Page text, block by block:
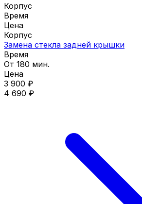
Корпус
Время
Цена
Корпус
Замена стекла задней крышки
Время
От 180 мин.
Цена
3 900 ₽
4 690 ₽